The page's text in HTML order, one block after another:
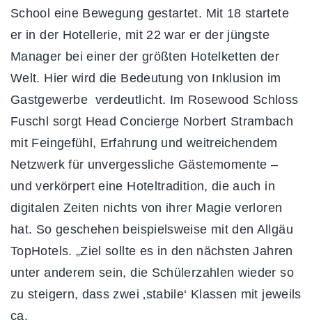
School eine Bewegung gestartet. Mit 18 startete
er in der Hotellerie, mit 22 war er der jüngste
Manager bei einer der größten Hotelketten der
Welt. Hier wird die Bedeutung von Inklusion im
Gastgewerbe verdeutlicht. Im Rosewood Schloss
Fuschl sorgt Head Concierge Norbert Strambach
mit Feingefühl, Erfahrung und weitreichendem
Netzwerk für unvergessliche Gästemomente –
und verkörpert eine Hoteltradition, die auch in
digitalen Zeiten nichts von ihrer Magie verloren
hat. So geschehen beispielsweise mit den Allgäu
TopHotels. „Ziel sollte es in den nächsten Jahren
unter anderem sein, die Schülerzahlen wieder so
zu steigern, dass zwei ‚stabile‘ Klassen mit jeweils
ca.